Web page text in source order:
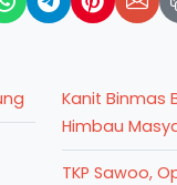
Kanit Binmas
Himbau
TKP Sawoo,